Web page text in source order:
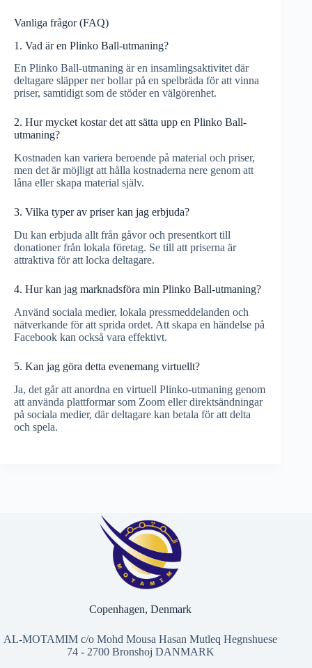
Vanliga frågor (FAQ)
1. Vad är en Plinko Ball-utmaning?
En Plinko Ball-utmaning är en insamlingsaktivitet där
deltagare släpper ner bollar på en spelbräda för att vinna
priser, samtidigt som de stöder en välgörenhet.
2. Hur mycket kostar det att sätta upp en Plinko Ball-
utmaning?
Kostnaden kan variera beroende på material och priser,
men det är möjligt att hålla kostnaderna nere genom att
låna eller skapa material själv.
3. Vilka typer av priser kan jag erbjuda?
Du kan erbjuda allt från gåvor och presentkort till
donationer från lokala företag. Se till att priserna är
attraktiva för att locka deltagare.
4. Hur kan jag marknadsföra min Plinko Ball-utmaning?
Använd sociala medier, lokala pressmeddelanden och
nätverkande för att sprida ordet. Att skapa en händelse på
Facebook kan också vara effektivt.
5. Kan jag göra detta evenemang virtuellt?
Ja, det går att anordna en virtuell Plinko-utmaning genom
att använda plattformar som Zoom eller direktsändningar
på sociala medier, där deltagare kan betala för att delta
och spela.
Copenhagen, Denmark
AL-MOTAMIM c/o Mohd Mousa Hasan Mutleq Hegnshuese
74 - 2700 Bronshoj DANMARK